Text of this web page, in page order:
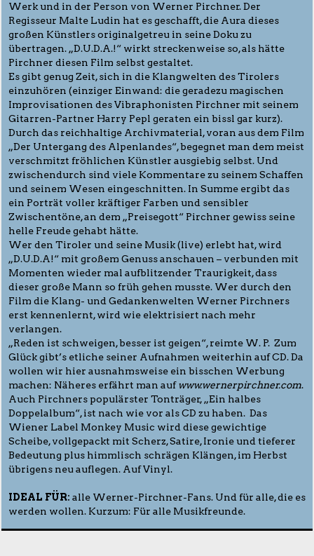
Werk und in der Person von Werner Pirchner. Der
Regisseur Malte Ludin hat es geschafft, die Aura dieses
großen Künstlers originalgetreu in seine Doku zu
übertragen. „D.U.D.A.!“ wirkt streckenweise so, als hätte
Pirchner diesen Film selbst gestaltet.
Es gibt genug Zeit, sich in die Klangwelten des Tirolers
einzuhören (einziger Einwand: die geradezu magischen
Improvisationen des Vibraphonisten Pirchner mit seinem
Gitarren-Partner Harry Pepl geraten ein bissl gar kurz).
Durch das reichhaltige Archivmaterial, voran aus dem Film
„Der Untergang des Alpenlandes“, begegnet man dem meist
verschmitzt fröhlichen Künstler ausgiebig selbst. Und
zwischendurch sind viele Kommentare zu seinem Schaffen
und seinem Wesen eingeschnitten. In Summe ergibt das
ein Porträt voller kräftiger Farben und sensibler
Zwischentöne, an dem „Preisegott“ Pirchner gewiss seine
helle Freude gehabt hätte.
Wer den Tiroler und seine Musik (live) erlebt hat, wird
„D.U.D.A!“ mit großem Genuss anschauen – verbunden mit
Momenten wieder mal aufblitzender Traurigkeit, dass
dieser große Mann so früh gehen musste. Wer durch den
Film die Klang- und Gedankenwelten Werner Pirchners
erst kennenlernt, wird wie elektrisiert nach mehr
verlangen.
„Reden ist schweigen, besser ist geigen“, reimte W. P. Zum
Glück gibt’s etliche seiner Aufnahmen weiterhin auf CD. Da
wollen wir hier ausnahmsweise ein bisschen Werbung
machen: Näheres erfährt man aufwww.wernerpirchner.com.
Auch Pirchners populärster Tonträger, „Ein halbes
Doppelalbum“, ist nach wie vor als CD zu haben. Das
Wiener Label Monkey Music wird diese gewichtige
Scheibe, vollgepackt mit Scherz, Satire, Ironie und tieferer
Bedeutung plus himmlisch schrägen Klängen, im Herbst
übrigens neu auflegen. Auf Vinyl.
IDEAL FÜR: alle Werner-Pirchner-Fans. Und für alle, die es
werden wollen. Kurzum: Für alle Musikfreunde.